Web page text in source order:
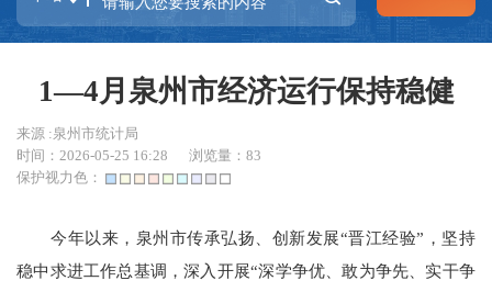
1—4月泉州市经济运行保持稳健
来源 :泉州市统计局
时间：2026-05-25 16:28
浏览量：83
保护视力色：
今年以来，泉州市传承弘扬、创新发展“晋江经验” ，坚持
稳中求进工作总基调，深入开展“深学争优、敢为争先、实干争